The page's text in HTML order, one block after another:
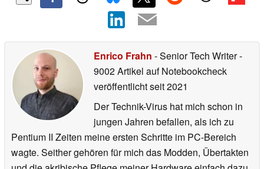
Enrico Frahn - Senior Tech Writer-
9002 Artikel auf Notebookcheck
veröffentlichtseit 2021
Der Technik-Virus hat mich schon in
jungen Jahren befallen, als ich zu
Pentium II Zeiten meine ersten Schritte im PC-Bereich
wagte. Seither gehören für mich das Modden, Übertakten